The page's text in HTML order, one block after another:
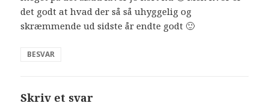
det godt at hvad der så så uhyggelig og
skræmmende ud sidste år endte godt 🙂
BESVAR
Skriv et svar